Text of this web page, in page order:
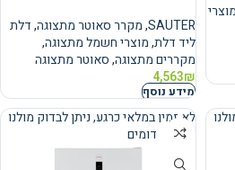
מוצרי
SAUTER
,מקרר סאוטר מתצוגה,דלת
ליד דלת,מוצרי חשמל מתצוגה,
מקררים מתצוגה,סאוטר מתצוגה
4,563₪
מידע נוסף
נמכר
לא זמין במלאי כרגע, ניתן לבדוק מולנו
מוצרים דומים